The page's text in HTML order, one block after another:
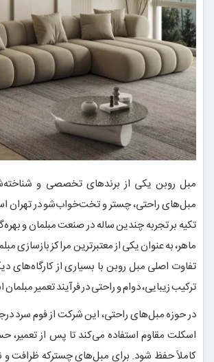
مبل روبن یکی از برندهای تخصصی و
مبل‌های راحتی، چستر و تخت‌خواب‌شو در تهران
تکیه بر تجربه چندین ساله در صنعت مبلمان و
ماهر، به عنوان یکی از معتبرترین مراکز بازسازی
تفاوت اصلی مبل روبن با بسیاری از کارگاه‌های
ترکیب زیبایی، دوام و راحتی در فرآیند تعمیر
در حوزه مبل‌های راحتی، این شرکت از فوم سرد
اسکلت مقاوم استفاده می‌کند تا پس از تعمیر،
کاملاً حفظ شود. برای مبل‌های چسترکه ظرافت